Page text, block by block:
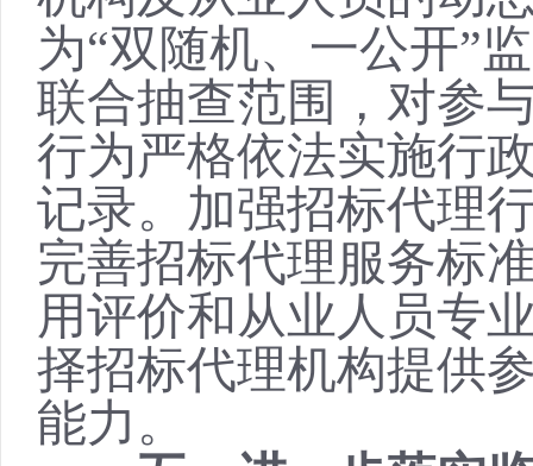
为“双随机、一公开”
联合抽查范围，对参
行为严格依法实施行
记录。加强招标代理
完善招标代理服务标
用评价和从业人员专
择招标代理机构提供
能力。